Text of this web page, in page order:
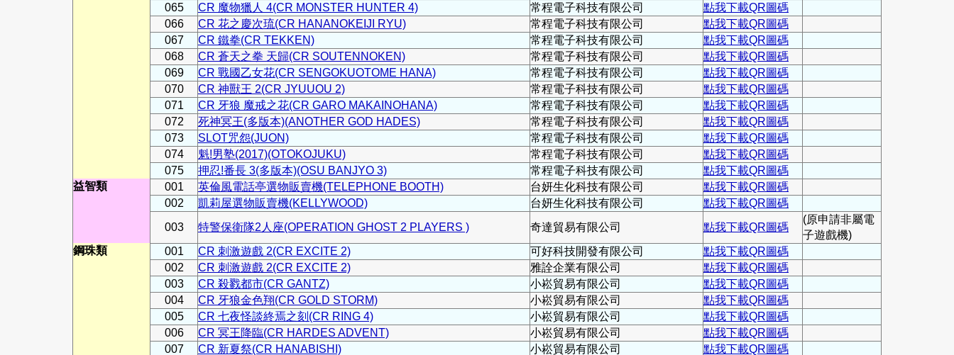
065
CR 魔物獵人 4(CR MONSTER HUNTER 4) 常程電子科技有限公司
點我下載QR圖碼
066
CR 花之慶次琉(CR HANANOKEIJI RYU) 常程電子科技有限公司
點我下載QR圖碼
067
CR 鐵拳(CR TEKKEN) 常程電子科技有限公司
點我下載QR圖碼
068
CR 蒼天之拳 天歸(CR SOUTENNOKEN) 常程電子科技有限公司
點我下載QR圖碼
069
CR 戰國乙女花(CR SENGOKUOTOME HANA) 常程電子科技有限公司
點我下載QR圖碼
070
CR 神獸王 2(CR JYUUOU 2) 常程電子科技有限公司
點我下載QR圖碼
071
CR 牙狼 魔戒之花(CR GARO MAKAINOHANA) 常程電子科技有限公司
點我下載QR圖碼
072
死神冥王(多版本)(ANOTHER GOD HADES) 常程電子科技有限公司
點我下載QR圖碼
073
SLOT咒怨(JUON) 常程電子科技有限公司
點我下載QR圖碼
074
魁!男塾(2017)(OTOKOJUKU) 常程電子科技有限公司
點我下載QR圖碼
075
押忍!番長 3(多版本)(OSU BANJYO 3) 常程電子科技有限公司
點我下載QR圖碼
益智類
001 英倫風電話亭選物販賣機(TELEPHONE BOOTH) 台妍生化科技有限公司
點我下載QR圖碼
002
凱莉屋選物販賣機(KELLYWOOD) 台妍生化科技有限公司
點我下載QR圖碼
003
特警保衛隊2人座(OPERATION GHOST 2 PLAYERS ) 奇達貿易有限公司 點我下載QR圖碼
(原申請非屬電
子遊戲機)
鋼珠類
001 CR 刺激遊戲 2(CR EXCITE 2) 可好科技開發有限公司
點我下載QR圖碼
002
CR 刺激遊戲 2(CR EXCITE 2) 雅詮企業有限公司
點我下載QR圖碼
003
CR 殺戮都市(CR GANTZ) 小崧貿易有限公司
點我下載QR圖碼
004
CR 牙狼金色翔(CR GOLD STORM) 小崧貿易有限公司
點我下載QR圖碼
005
CR 七夜怪談終焉之刻(CR RING 4) 小崧貿易有限公司
點我下載QR圖碼
006
CR 冥王降臨(CR HARDES ADVENT) 小崧貿易有限公司
點我下載QR圖碼
007
CR 新夏祭(CR HANABISHI) 小崧貿易有限公司
點我下載QR圖碼